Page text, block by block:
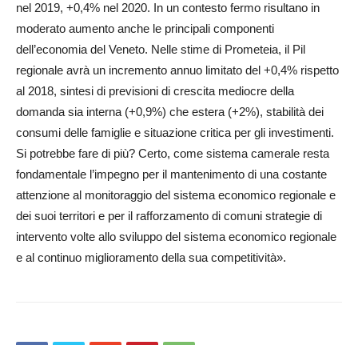
nel 2019, +0,4% nel 2020. In un contesto fermo risultano in
moderato aumento anche le principali componenti
dell’economia del Veneto. Nelle stime di Prometeia, il Pil
regionale avrà un incremento annuo limitato del +0,4% rispetto
al 2018, sintesi di previsioni di crescita mediocre della
domanda sia interna (+0,9%) che estera (+2%), stabilità dei
consumi delle famiglie e situazione critica per gli investimenti.
Si potrebbe fare di più? Certo, come sistema camerale resta
fondamentale l’impegno per il mantenimento di una costante
attenzione al monitoraggio del sistema economico regionale e
dei suoi territori e per il rafforzamento di comuni strategie di
intervento volte allo sviluppo del sistema economico regionale
e al continuo miglioramento della sua competitività».